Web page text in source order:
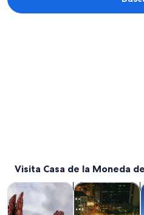
Visita Casa de la Moneda
Tours y excursiones de un día
Cultura e